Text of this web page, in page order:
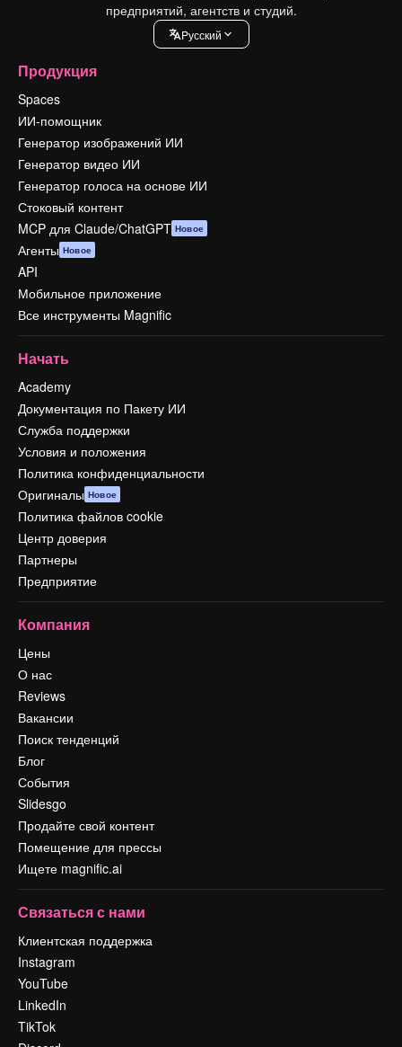
предприятий, агентств и студий.
Pусский
Продукция
Spaces
ИИ-помощник
Генератор изображений ИИ
Генератор видео ИИ
Генератор голоса на основе ИИ
Стоковый контент
MCP для Claude/ChatGPT Новое
Агенты Новое
API
Мобильное приложение
Все инструменты Magnific
Начать
Academy
Документация по Пакету ИИ
Служба поддержки
Условия и положения
Политика конфиденциальности
Оригиналы Новое
Политика файлов cookie
Центр доверия
Партнеры
Предприятие
Компания
Цены
О нас
Reviews
Вакансии
Поиск тенденций
Блог
События
Slidesgo
Продайте свой контент
Помещение для прессы
Ищете magnific.ai
Связаться с нами
Клиентская поддержка
Instagram
YouTube
LinkedIn
TikTok